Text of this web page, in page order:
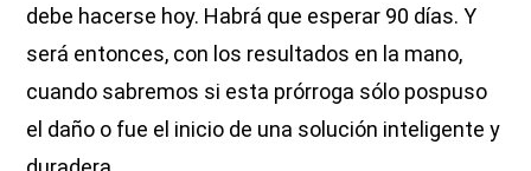
debe hacerse hoy. Habrá que esperar 90 días. Y
será entonces, con los resultados en la mano,
cuando sabremos si esta prórroga sólo pospuso
el daño o fue el inicio de una solución inteligente y